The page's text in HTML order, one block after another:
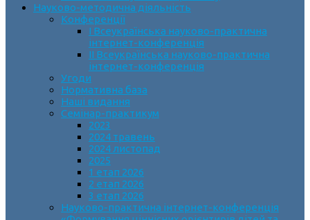
Науково-методична діяльність
Конференції
І Всеукраїнська науково-практична
інтернет-конференція
ІІ Всеукраїнська науково-практична
інтернет-конференція
Угоди
Нормативна база
Наші видання
Семінар-практикум
2023
2024 травень
2024 листопад
2025
1 етап 2026
2 етап 2026
3 етап 2026
Науково-практична інтернет-конференція